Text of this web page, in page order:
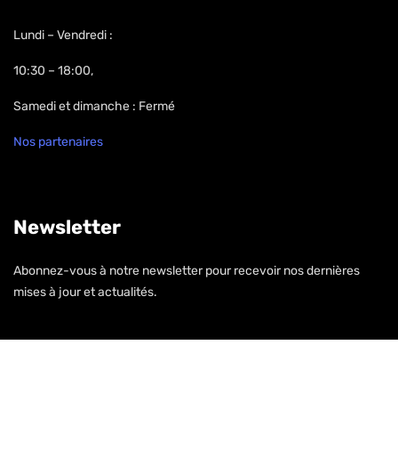
Lundi – Vendredi :
10:30 – 18:00,
Samedi et dimanche : Fermé
Nos partenaires
Newsletter
Abonnez-vous à notre newsletter pour recevoir nos dernières
mises à jour et actualités.